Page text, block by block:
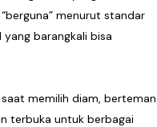
menurut standar
barangkali bisa
memilih diam, berteman
terbuka untuk berbagai